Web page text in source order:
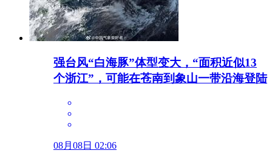
强台风“白海豚”体型变大，“面积近似13
个浙江”，可能在苍南到象山一带沿海登陆
08月08日 02:06